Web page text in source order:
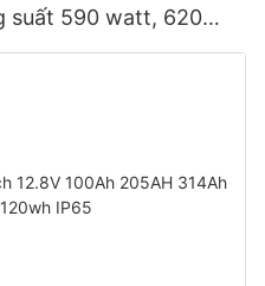
suất 590 watt, 620
dạng module hai mặt.